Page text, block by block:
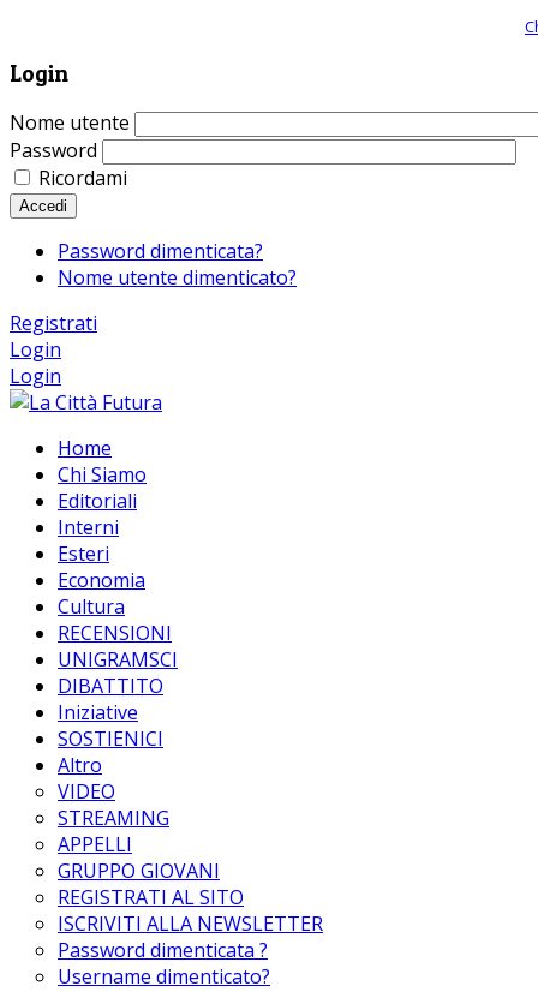
Login
Nome utente
Password
Ricordami
Accedi
Password dimenticata?
Nome utente dimenticato?
Registrati
Login
Login
Home
Chi Siamo
Editoriali
Interni
Esteri
Economia
Cultura
RECENSIONI
UNIGRAMSCI
DIBATTITO
Iniziative
SOSTIENICI
Altro
VIDEO
STREAMING
APPELLI
GRUPPO GIOVANI
REGISTRATI AL SITO
ISCRIVITI ALLA NEWSLETTER
Password dimenticata ?
Username dimenticato?